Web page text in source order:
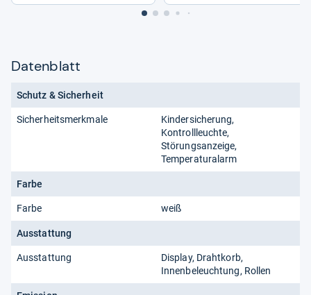
Datenblatt
Schutz & Sicherheit
Sicherheitsmerkmale
Kindersicherung,
Kontrollleuchte,
Störungsanzeige,
Temperaturalarm
Farbe
Farbe weiß
Ausstattung
Ausstattung
Display, Drahtkorb,
Innenbeleuchtung, Rollen